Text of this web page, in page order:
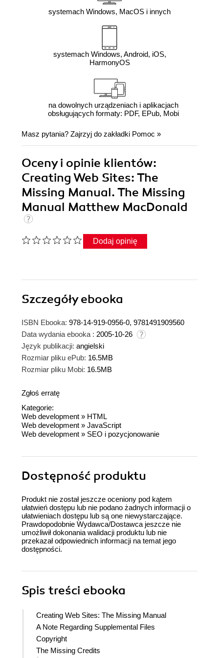
systemach Windows, MacOS i innych
systemach Windows, Android, iOS,
HarmonyOS
na dowolnych urządzeniach i aplikacjach
obsługujących formaty: PDF, EPub, Mobi
Masz pytania? Zajrzyj do zakładki Pomoc »
Oceny i opinie klientów:
Creating Web Sites: The
Missing Manual. The Missing
Manual Matthew MacDonald
Dodaj opinię
Szczegółyebooka
ISBN Ebooka: 978-14-919-0956-0, 9781491909560
Data wydania ebooka : 2005-10-26
Język publikacji: angielski
Rozmiar pliku ePub: 16.5MB
Rozmiar pliku Mobi: 16.5MB
Zgłoś erratę
Kategorie:
Web development » HTML
Web development » JavaScript
Web development » SEO i pozycjonowanie
Dostępność produktu
Produkt nie został jeszcze oceniony pod kątem
ułatwień dostępu lub nie podano żadnych informacji o
ułatwieniach dostępu lub są one niewystarczające.
Prawdopodobnie Wydawca/Dostawca jeszcze nie
umożliwił dokonania walidacji produktu lub nie
przekazał odpowiednich informacji na temat jego
dostępności.
Spis treści ebooka
Creating Web Sites: The Missing Manual
A Note Regarding Supplemental Files
Copyright
The Missing Credits